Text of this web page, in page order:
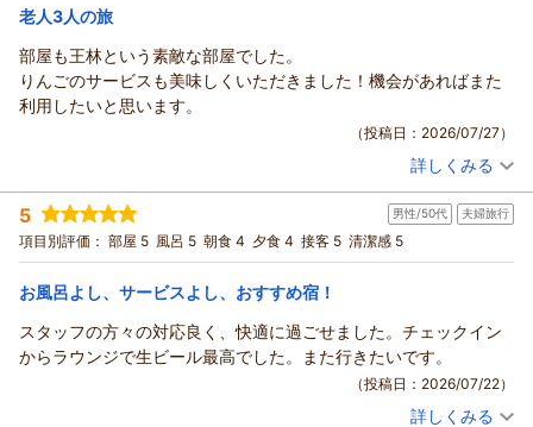
また、使った洗い場の鏡に全面傷が付いていて見えなかったです
が、女湯のほうにも傷のある鏡があったようですので要交換で
す。
総合的にりんごにこだわった面白くて良いホテルです。
宿泊価格帯： 21,001～22,000円(大人一人あたり/税込)
老人3人の旅
部屋も王林という素敵な部屋でした。
りんごのサービスも美味しくいただきました！機会があればまた
利用したいと思います。
（投稿日：2026/07/27）
投稿者： じいさん(男性/70代)
宿泊プラン： 青森県産品をおりこんだバイキング＜ダイニング星の金貨＞
【1泊2食付】★90分間セルフ飲み放題付き★
4ベッド
宿泊価格帯： 20,001～21,000円(大人一人あたり/税込)
詳しくみる
5 男性/50代 夫婦旅行
項目別評価： 部屋 5 風呂 5 朝食 4 夕食 4 接客 5 清潔感 5
お風呂よし、サービスよし、おすすめ宿！
スタッフの方々の対応良く、快適に過ごせました。チェックイン
からラウンジで生ビール最高でした。また行きたいです。
（投稿日：2026/07/22）
詳しくみる